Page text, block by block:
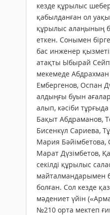
кезде құрылыс
қабылданған ол
құрылыс алаңының
еткен. Сонымен
бас инженер
атақты Ыбырай
мекемеде
Ембергенов, Оспан
алдыңғы буын
алып, кәсіби
Бақыт Абдраманов,
Бисенкүл Сариева,
Мария Бәйімбетова,
Марат Дүзімбетов,
секілді құрылыс
майталмандарымен
болған. Сол кезде
мәдениет үйін
№210 орта мектеп